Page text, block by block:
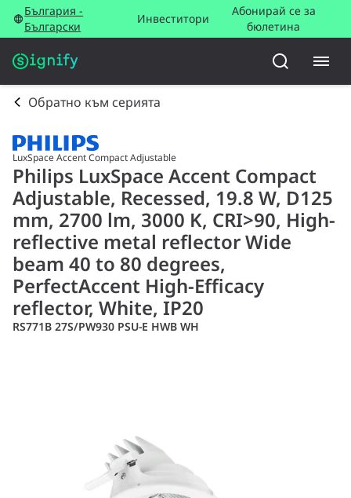
България -
Български
Инвеститори
Абонирай се за
бюлетина
Обратно към серията
LuxSpace Accent Compact Adjustable
Philips LuxSpace Accent Compact
Adjustable, Recessed, 19.8 W, D125
mm, 2700 lm, 3000 K, CRI>90, High-
reflective metal reflector Wide
beam 40 to 80 degrees,
PerfectAccent High-Efficacy
reflector, White, IP20
RS771B 27S/PW930 PSU-E HWB WH